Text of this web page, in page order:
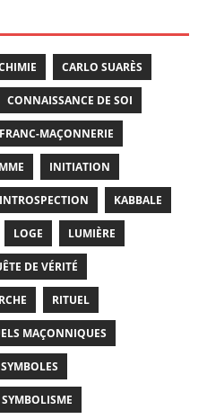
CARLO SUARÈS
CONNAISSANCE DE SOI
FRANC-MAÇONNERIE
INITIATION
INTROSPECTION KABBALE
LOGE LUMIÈRE
DE VÉRITÉ
RITUEL
MAÇONNIQUES
SYMBOLES
SYMBOLISME